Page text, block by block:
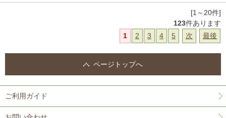
[1～20件]
123件あります
1
2 3 4 5 次 最後
ページトップへ
ご利用ガイド